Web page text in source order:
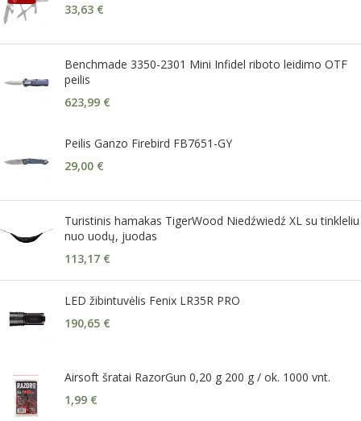
33,63 €
Benchmade 3350-2301 Mini Infidel riboto leidimo OTF
peilis
623,99 €
Peilis Ganzo Firebird FB7651-GY
29,00 €
Turistinis hamakas TigerWood Niedźwiedź XL su tinkleliu
nuo uodų, juodas
113,17 €
LED žibintuvėlis Fenix LR35R PRO
190,65 €
Airsoft šratai RazorGun 0,20 g 200 g / ok. 1000 vnt.
1,99 €